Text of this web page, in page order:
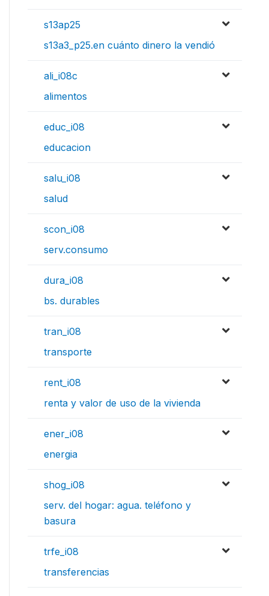
s13ap25
s13a3_p25.en cuánto dinero la vendió
ali_i08c
alimentos
educ_i08
educacion
salu_i08
salud
scon_i08
serv.consumo
dura_i08
bs. durables
tran_i08
transporte
rent_i08
renta y valor de uso de la vivienda
ener_i08
energia
shog_i08
serv. del hogar: agua. teléfono y
basura
trfe_i08
transferencias